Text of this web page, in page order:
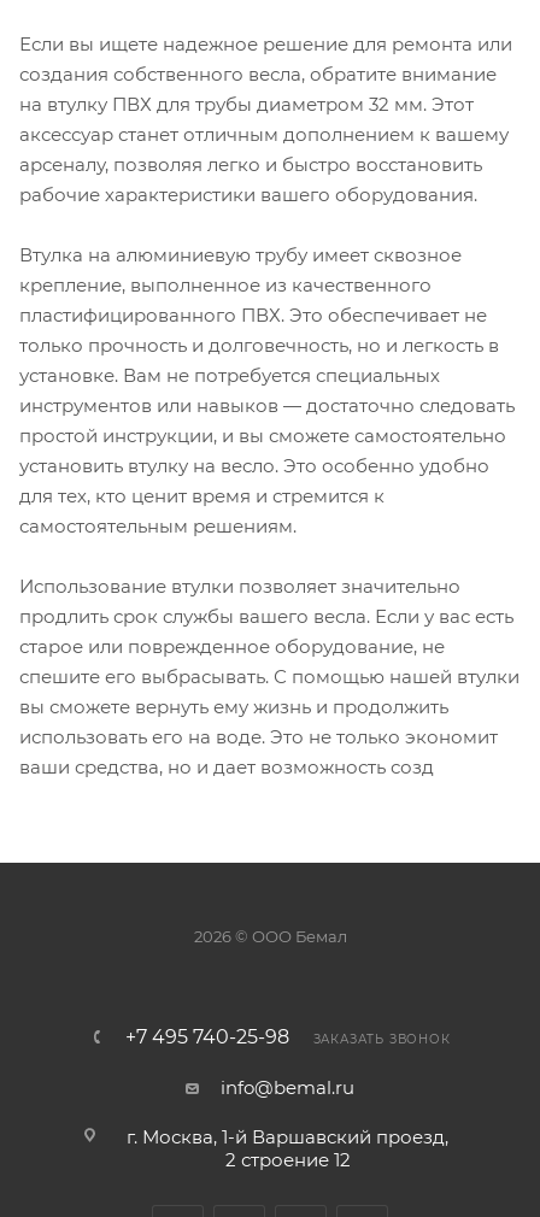
Если вы ищете надежное решение для ремонта или
создания собственного весла, обратите внимание
на втулку ПВХ для трубы диаметром 32 мм. Этот
аксессуар станет отличным дополнением к вашему
арсеналу, позволяя легко и быстро восстановить
рабочие характеристики вашего оборудования.
Втулка на алюминиевую трубу имеет сквозное
крепление, выполненное из качественного
пластифицированного ПВХ. Это обеспечивает не
только прочность и долговечность, но и легкость в
установке. Вам не потребуется специальных
инструментов или навыков — достаточно следовать
простой инструкции, и вы сможете самостоятельно
установить втулку на весло. Это особенно удобно
для тех, кто ценит время и стремится к
самостоятельным решениям.
Использование втулки позволяет значительно
продлить срок службы вашего весла. Если у вас есть
старое или поврежденное оборудование, не
спешите его выбрасывать. С помощью нашей втулки
вы сможете вернуть ему жизнь и продолжить
использовать его на воде. Это не только экономит
ваши средства, но и дает возможность созд
2026 © ООО Бемал
+7 495 740-25-98 ЗАКАЗАТЬ ЗВОНОК
info@bemal.ru
г. Москва, 1-й Варшавский проезд,
2 строение 12